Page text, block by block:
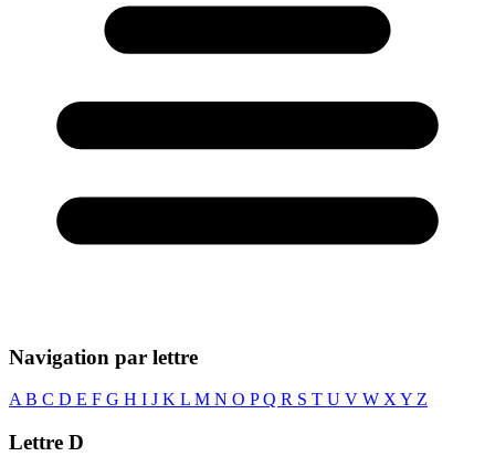
Navigation par lettre
A B C D E F G H I J K L M N O PQ R S T U V W X Y Z
Lettre D